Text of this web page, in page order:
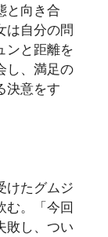
と向き合
は自分の問
ンと距離を
し、満足の
決意をす
けたグムジ
む。「今回
敗し、つい